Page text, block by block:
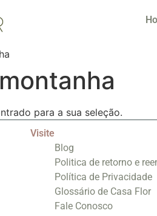
para a sua seleção.
Visite
Blog
Politica de retorno e
Política de Privacidade
Glossário de Casa Flor
Fale Conosco